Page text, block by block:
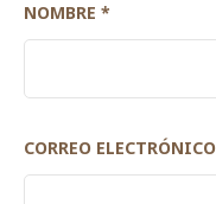
NOMBRE *
CORREO ELECTRÓNICO